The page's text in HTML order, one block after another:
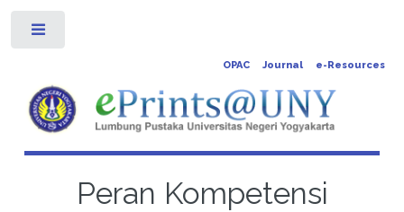
OPAC Journal e-Resources
Peran Kompetensi